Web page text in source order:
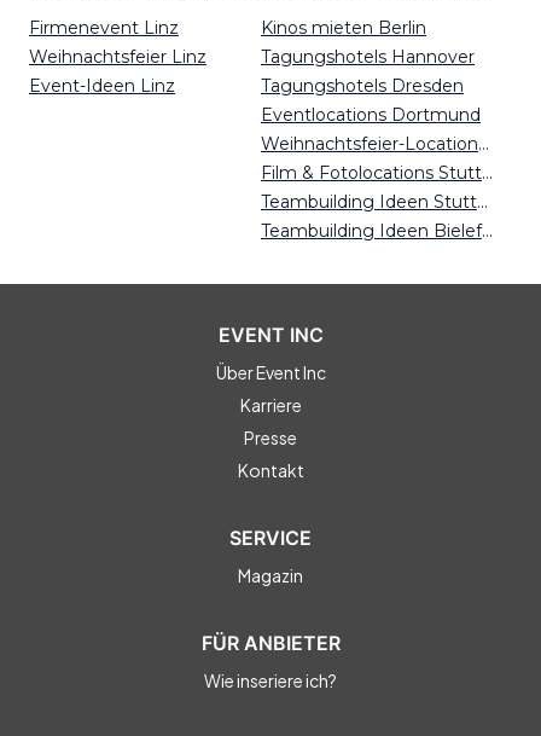
Firmenevent Linz
Weihnachtsfeier Linz
Event-Ideen Linz
Kinos mieten Berlin
Tagungshotels Hannover
Tagungshotels Dresden
Eventlocations Dortmund
Weihnachtsfeier-Locations Freiburg
Film & Fotolocations Stuttgart
Teambuilding Ideen Stuttgart
Teambuilding Ideen Bielefeld
EVENT INC
Über Event Inc
Karriere
Presse
Kontakt
SERVICE
Magazin
FÜR ANBIETER
Wie inseriere ich?